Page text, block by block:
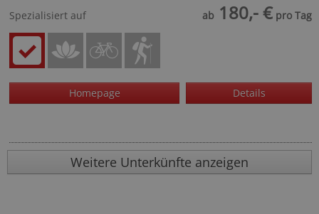
Spezialisiert auf
ab 180,- € pro Tag
Homepage Details
Weitere Unterkünfte anzeigen